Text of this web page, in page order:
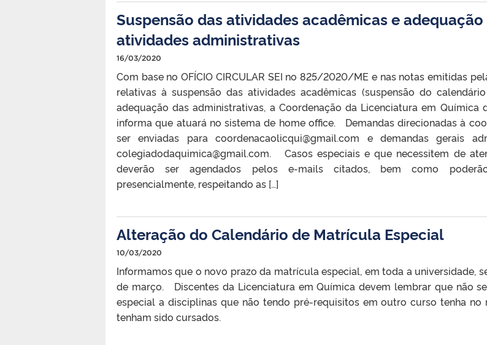
Suspensão das atividades acadêmicas e adequação
atividades administrativas
16/03/2020
Com base no OFÍCIO CIRCULAR SEI no 825/2020/ME e nas notas emitidas
relativas à suspensão das atividades acadêmicas (suspensão do
adequação das administrativas, a Coordenação da Licenciatura em Química
informa que atuará no sistema de home office. Demandas direcionadas à
ser enviadas para coordenacaolicqui@gmail.com e demandas gerais
colegiadodaquimica@gmail.com. Casos especiais e que necessitem de
deverão ser agendados pelos e-mails citados, bem como
presencialmente, respeitando as […]
Alteração do Calendário de Matrícula Especial
10/03/2020
Informamos que o novo prazo da matrícula especial, em toda a universidade,
de março. Discentes da Licenciatura em Química devem lembrar que não
especial a disciplinas que não tendo pré-requisitos em outro curso tenha no
tenham sido cursados.